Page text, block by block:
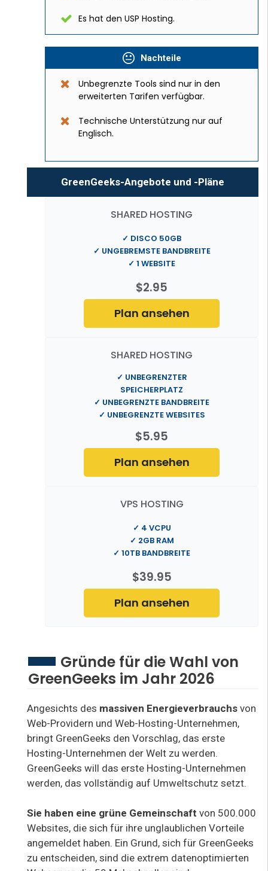
Es hat den USP Hosting.
Nachteile
Unbegrenzte Tools sind nur in den
erweiterten Tarifen verfügbar.
Technische Unterstützung nur auf
Englisch.
GreenGeeks-Angebote und -Pläne
SHARED HOSTING
$2.95
✓ DISCO 50GB
✓ UNGEBREMSTE BANDBREITE
✓ 1 WEBSITE
Plan ansehen
SHARED HOSTING
$5.95
✓ UNBEGRENZTER
SPEICHERPLATZ
✓ UNBEGRENZTE BANDBREITE
✓ UNBEGRENZTE WEBSITES
Plan ansehen
VPS HOSTING
$39.95
✓ 4 VCPU
✓ 2GB RAM
✓ 10TB BANDBREITE
Plan ansehen
Gründe für die Wahl von
GreenGeeks im Jahr 2026
Angesichts des massiven Energieverbrauchs von
Web-Providern und Web-Hosting-Unternehmen,
bringt GreenGeeks den Vorschlag, das erste
Hosting-Unternehmen der Welt zu werden.
GreenGeeks will das erste Hosting-Unternehmen
werden, das vollständig auf Umweltschutz setzt.
Sie haben eine grüne Gemeinschaft von 500.000
Websites, die sich für ihre unglaublichen Vorteile
angemeldet haben. Ein Grund, sich für GreenGeeks
zu entscheiden, sind die extrem datenoptimierten